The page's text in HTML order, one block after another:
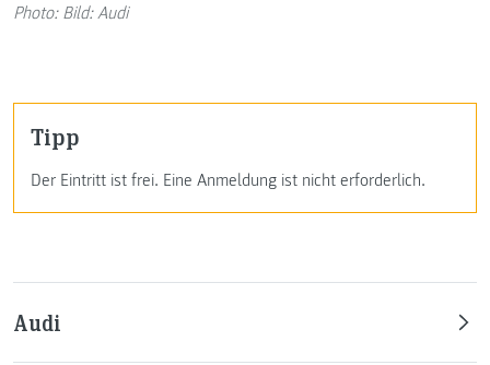
Photo: Bild: Audi
Tipp
Der Eintritt ist frei. Eine Anmeldung ist nicht erforderlich.
Audi